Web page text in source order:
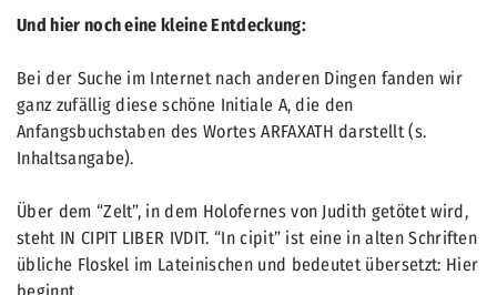
Und hier noch eine kleine Entdeckung:
Bei der Suche im Internet nach anderen Dingen fanden wir
ganz zufällig diese schöne Initiale A, die den
Anfangsbuchstaben des Wortes ARFAXATH darstellt (s.
Inhaltsangabe).
Über dem “Zelt”, in dem Holofernes von Judith getötet wird,
steht IN CIPIT LIBER IVDIT. “In cipit” ist eine in alten Schriften
übliche Floskel im Lateinischen und bedeutet übersetzt: Hier
beginnt…